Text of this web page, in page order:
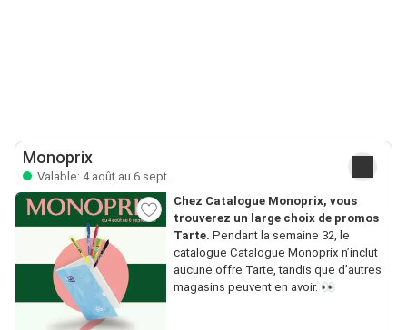
Monoprix
Valable: 4 août au 6 sept.
Chez Catalogue Monoprix, vous
trouverez un large choix de promos
Tarte. Pendant la semaine 32, le
catalogue Catalogue Monoprix n’inclut
aucune offre Tarte, tandis que d’autres
magasins peuvent en avoir. 👀